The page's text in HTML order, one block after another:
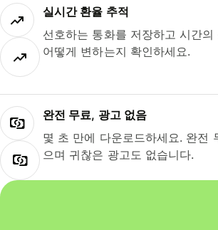
실시간 환율 추적
선호하는 통화를 저장하고 시간
어떻게 변하는지 확인하세요.
완전 무료, 광고 없음
몇 초 만에 다운로드하세요. 완전
으며 귀찮은 광고도 없습니다.